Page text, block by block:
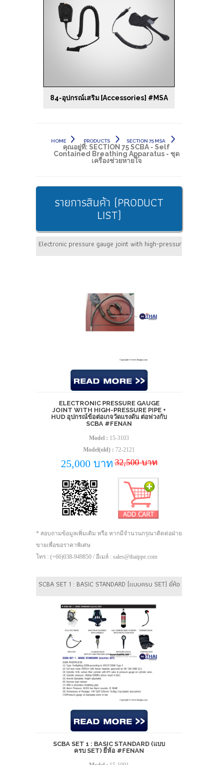
84-อุปกรณ์เสริม [Accessories] #MSA
HOME PRODUCTS SECTION 75 MSA
คุณอยู่ที่: SECTION 75 SCBA - Self
Contained Breathing Apparatus - ชุด
เครื่องช่วยหายใจ
รายการสินค้า (PRODUCT
LIST)
Electronic pressure gauge joint with high-pressure pipe +
ELECTRONIC PRESSURE GAUGE
JOINT WITH HIGH-PRESSURE PIPE +
HUD อุปกรณ์ข้อต่อเกจวัดแรงดัน ต่อพ่วงกับ
SCBA #FENAN
Model : 15-3103
Model(old) : 72-2121
25,000 บาท 32,500 บาท
* สอบถามข้อมูลเพิ่มเติม หรือ หากมีจำนวนกรุณาติดต่อฝ่าย
ขายเพื่อขอราคาพิเศษ
โทร : (+66)038-949850 / อีเมล์ : sales@thaippe.com
SCBA SET 1 : BASIC STANDARD (แบบครบ SET) ยี่ห้อ #FENAN
SCBA SET 1 : BASIC STANDARD (แบบ
ครบ SET) ยี่ห้อ #FENAN